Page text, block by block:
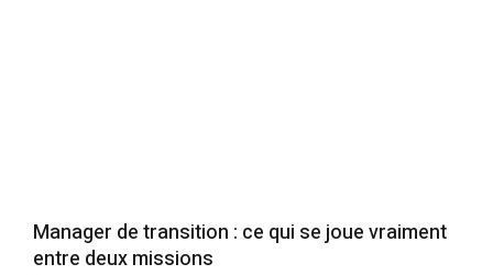
Manager de transition : ce qui se joue vraiment
entre deux missions